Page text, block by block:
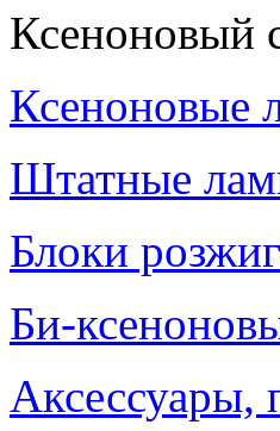
Ксеноновый
Ксеноновые
Штатные
Блоки
Би-
Аксессуары,